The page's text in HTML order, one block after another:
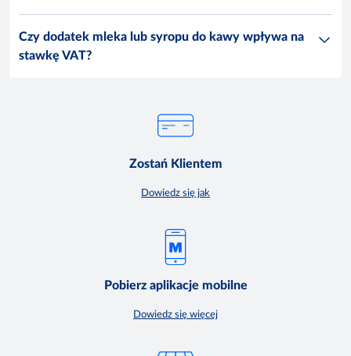
Czy dodatek mleka lub syropu do kawy wpływa na
stawkę VAT?
Zostań Klientem
Dowiedz się jak
Pobierz aplikacje mobilne
Dowiedz się więcej